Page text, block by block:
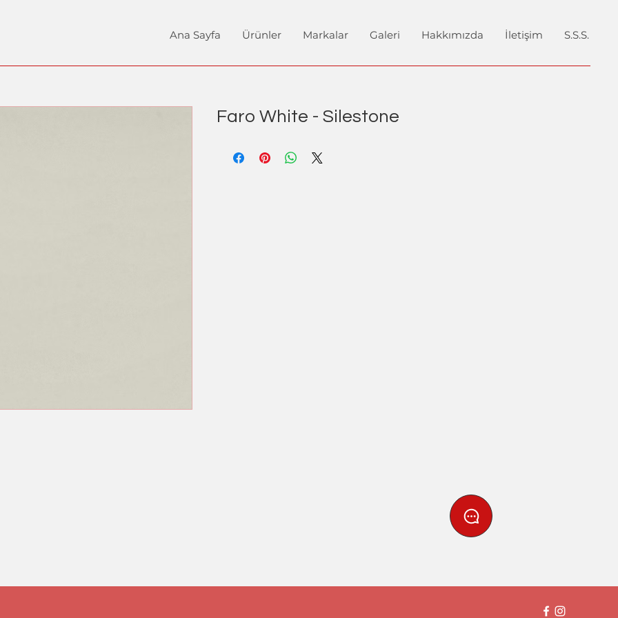
Ana Sayfa Ürünler Markalar Galeri Hakkımızda İletişim S.S.S.
Faro White - Silestone